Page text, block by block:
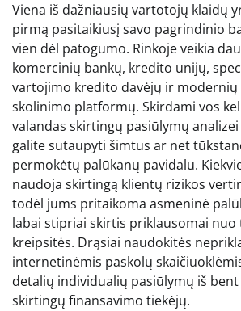
Viena iš dažniausių vartotojų klaidų
pirmą pasitaikiusį savo pagrindinio
vien dėl patogumo. Rinkoje veikia
komercinių bankų, kredito unijų,
vartojimo kredito davėjų ir modernių
skolinimo platformų. Skirdami vos
valandas skirtingų pasiūlymų
galite sutaupyti šimtus ar net
permokėtų palūkanų pavidalu.
naudoja skirtingą klientų rizikos
todėl jums pritaikoma asmeninė
labai stipriai skirtis priklausomai nuo
kreipsitės. Drąsiai naudokitės
internetinėmis paskolų
detalių individualių pasiūlymų iš
skirtingų finansavimo tiekėjų.